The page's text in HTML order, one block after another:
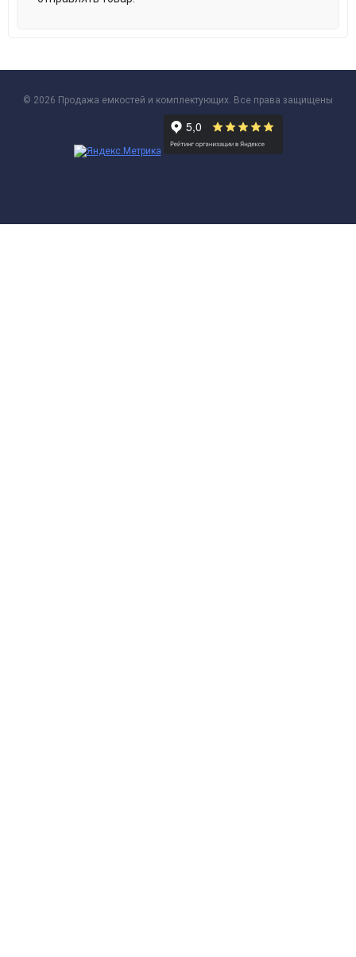
© 2026 Продажа емкостей и комплектующих. Все права защищены